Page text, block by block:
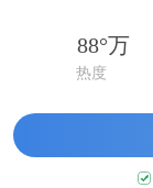
88°万
热度